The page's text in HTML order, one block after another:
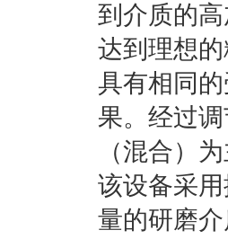
到介质的
达到理想
具有相同
果。经过
（混合）
该设备采
量的研磨